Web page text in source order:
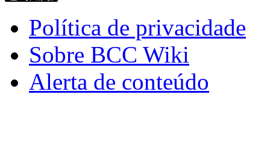
Política de privacidade
Sobre BCC Wiki
Alerta de conteúdo